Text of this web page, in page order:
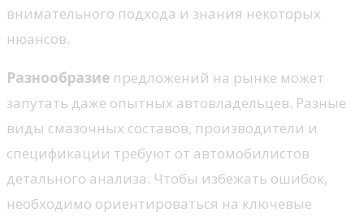
внимательного подхода и знания некоторых
нюансов.
Разнообразие предложений на рынке может
запутать даже опытных автовладельцев. Разные
виды смазочных составов, производители и
спецификации требуют от автомобилистов
детального анализа. Чтобы избежать ошибок,
необходимо ориентироваться на ключевые